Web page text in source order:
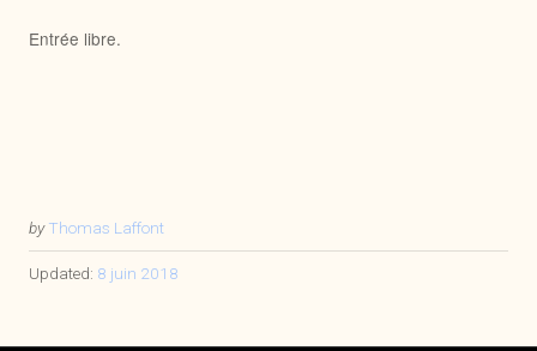
Entrée libre.
by Thomas Laffont
Updated: 8 juin 2018